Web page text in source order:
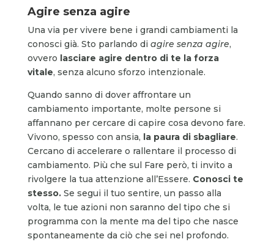
Agire senza agire
Una via per vivere bene i grandi cambiamenti la
conosci già. Sto parlando di agire senza agire,
ovvero lasciare agire dentro di te la forza
vitale, senza alcuno sforzo intenzionale.
Quando sanno di dover affrontare un
cambiamento importante, molte persone si
affannano per cercare di capire cosa devono fare.
Vivono, spesso con ansia, la paura di sbagliare.
Cercano di accelerare o rallentare il processo di
cambiamento. Più che sul Fare però, ti invito a
rivolgere la tua attenzione all’Essere. Conosci te
stesso.Se segui il tuo sentire, un passo alla
volta, le tue azioni non saranno del tipo che si
programma con la mente ma del tipo che nasce
spontaneamente da ciò che sei nel profondo.